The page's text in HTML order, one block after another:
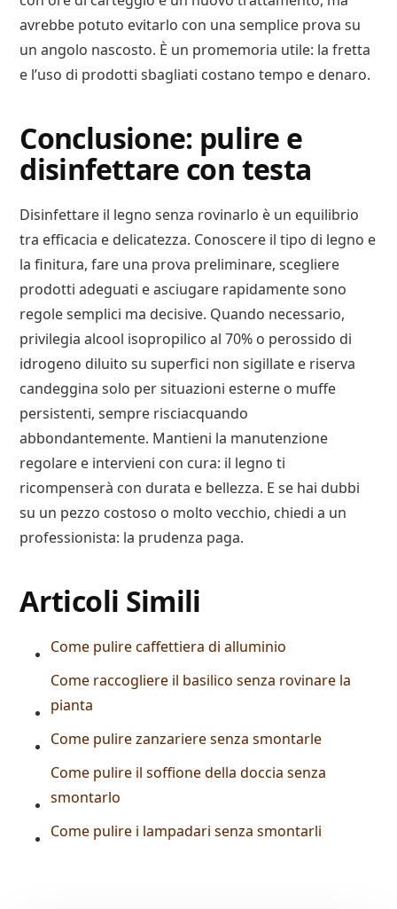
avrebbe potuto evitarlo con una semplice prova su
un angolo nascosto. È un promemoria utile: la fretta
e l’uso di prodotti sbagliati costano tempo e denaro.
Conclusione: pulire e
disinfettare con testa
Disinfettare il legno senza rovinarlo è un equilibrio
tra efficacia e delicatezza. Conoscere il tipo di legno e
la finitura, fare una prova preliminare, scegliere
prodotti adeguati e asciugare rapidamente sono
regole semplici ma decisive. Quando necessario,
privilegia alcool isopropilico al 70% o perossido di
idrogeno diluito su superfici non sigillate e riserva
candeggina solo per situazioni esterne o muffe
persistenti, sempre risciacquando
abbondantemente. Mantieni la manutenzione
regolare e intervieni con cura: il legno ti
ricompenserà con durata e bellezza. E se hai dubbi
su un pezzo costoso o molto vecchio, chiedi a un
professionista: la prudenza paga.
Articoli Simili
Come pulire caffettiera di alluminio​
Come raccogliere il basilico senza rovinare la
pianta
Come pulire zanzariere senza smontarle
Come pulire il soffione della doccia senza
smontarlo
Come pulire i lampadari senza smontarli